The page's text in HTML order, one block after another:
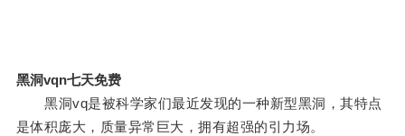
黑洞vqn七天免费
黑洞vq是被科学家们最近发现的一种新型黑洞，其特点
是体积庞大，质量异常巨大，拥有超强的引力场。